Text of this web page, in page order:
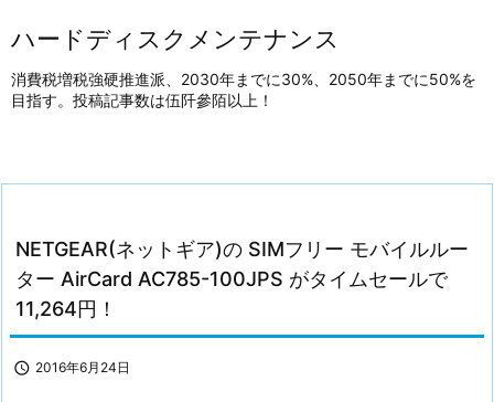
ハードディスクメンテナンス
消費税増税強硬推進派、2030年までに30%、2050年までに50%を
目指す。投稿記事数は伍阡參陌以上！
NETGEAR(ネットギア)の SIMフリー モバイルルー
ター AirCard AC785-100JPS がタイムセールで
11,264円！
 2016年6月24日